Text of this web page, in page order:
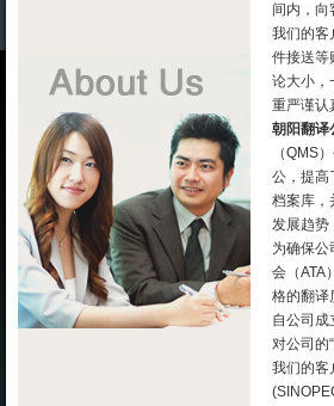
间内，向
我们的客
件接送等
论大小，
重严谨认
朝阳翻译
（QMS
公，提高
档案库，
发展趋势
为确保公
会（ATA
格的翻译
自公司成
对公司的
我们的客